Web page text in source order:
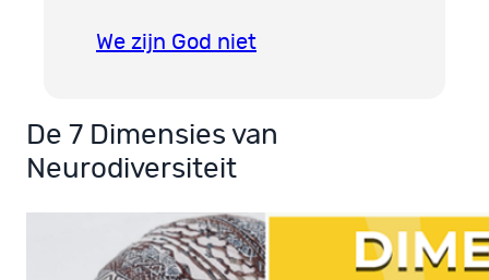
We zijn God niet
De 7 Dimensies van
Neurodiversiteit